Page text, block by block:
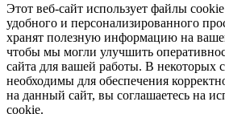
Этот веб-сайт использует файлы
удобного и персонализированного
хранят полезную информацию на
чтобы мы могли улучшить